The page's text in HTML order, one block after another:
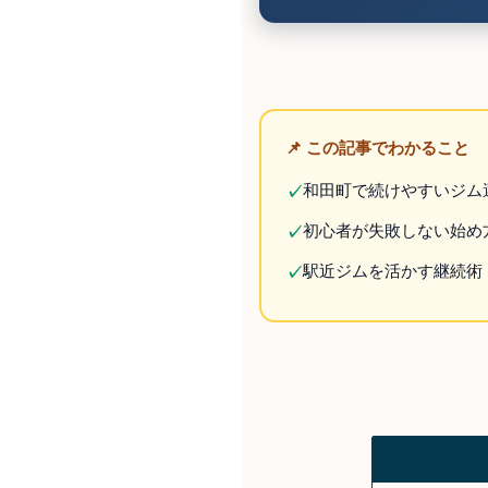
📌 この記事でわかること
✓和田町で続けやすいジム
✓初心者が失敗しない始め
✓駅近ジムを活かす継続術